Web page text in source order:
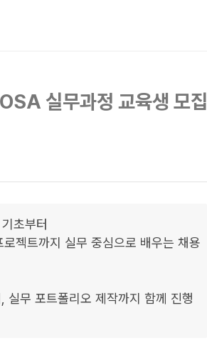
실무과정 교육생 모집
초부터
젝트까지 실무 중심으로 배우는 채용
무 포트폴리오 제작까지 함께 진행